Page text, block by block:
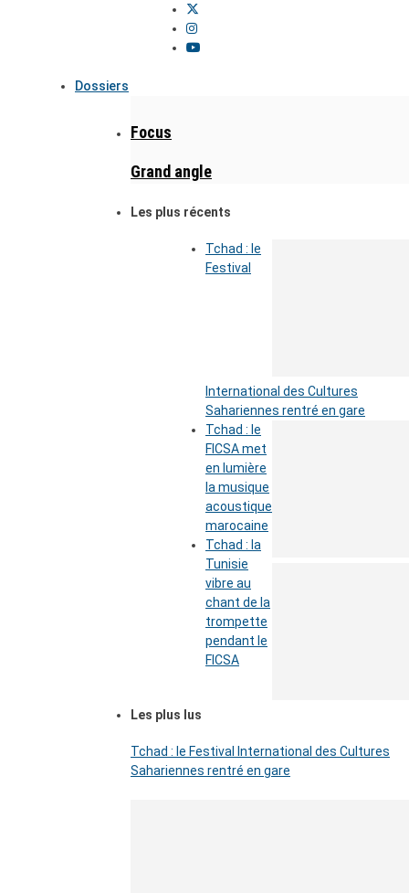
Dossiers
Focus
Grand angle
Les plus récents
Tchad : le
Festival
International des Cultures
Sahariennes rentré en gare
Tchad : le
FICSA met
en lumière
la musique
acoustique
marocaine
Tchad : la
Tunisie
vibre au
chant de la
trompette
pendant le
FICSA
Les plus lus
Tchad : le Festival International des Cultures
Sahariennes rentré en gare